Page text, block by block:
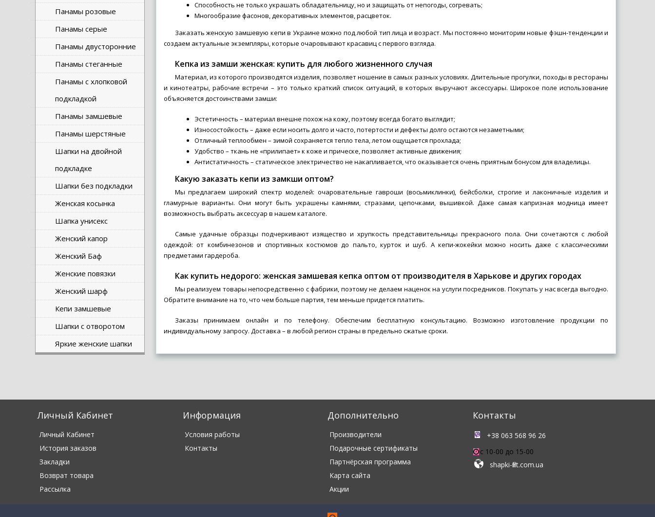
Панамы розовые
Панамы серые
Панамы двусторонние
Панамы стеганные
Панамы с хлопковой
подкладкой
Панамы замшевые
Панамы шерстяные
Шапки на двойной
подкладке
Шапки без подкладки
Женская косынка
Шапка унисекс
Женский капор
Женский Баф
Женские повязки
Женский шарф
Кепи замшевые
Шапки с отворотом
Яркие женские шапки
Способность не только украшать обладательницу, но и защищать от непогоды, согревать;
Многообразие фасонов, декоративных элементов, расцветок.
Заказать женскую замшевую кепи в Украине можно под любой тип лица и возраст. Мы постоянно мониторим новые фэшн-тенденции и
создаем актуальные экземпляры, которые очаровывают красавиц с первого взгляда.
Кепка из замши женская: купить для любого жизненного случая
Материал, из которого производятся изделия, позволяет ношение в самых разных условиях. Длительные прогулки, походы в рестораны
и кинотеатры, рабочие встречи – это только краткий список ситуаций, в которых выручают аксессуары. Широкое поле использование
объясняется достоинствами замши:
Эстетичность – материал внешне похож на кожу, поэтому всегда богато выглядит;
Износостойкость – даже если носить долго и часто, потертости и дефекты долго остаются незаметными;
Отличный теплообмен – зимой сохраняется тепло тела, летом ощущается прохлада;
Удобство – ткань не «прилипает» к коже и прическе, позволяет активные движения;
Антистатичность – статическое электричество не накапливается, что оказывается очень приятным бонусом для владелицы.
Какую заказать кепи из замкши оптом?
Мы предлагаем широкий спектр моделей: очаровательные гавроши (восьмиклинки), бейсболки, строгие и лаконичные изделия и
гламурные варианты. Они могут быть украшены камнями, стразами, цепочками, вышивкой. Даже самая капризная модница имеет
возможность выбрать аксессуар в нашем каталоге.
Самые удачные образцы подчеркивают изящество и хрупкость представительницы прекрасного пола. Они сочетаются с любой
одеждой: от комбинезонов и спортивных костюмов до пальто, курток и шуб. А кепи-жокейки можно носить даже с классическими
предметами гардероба.
Как купить недорого: женская замшевая кепка оптом от производителя в Харькове и других городах
Мы реализуем товары непосредственно с фабрики, поэтому не делаем наценок на услуги посредников. Покупать у нас всегда выгодно.
Обратите внимание на то, что чем больше партия, тем меньше придется платить.
Заказы принимаем онлайн и по телефону. Обеспечим бесплатную консультацию. Возможно изготовление продукции по
индивидуальному запросу. Доставка – в любой регион страны в предельно сжатые сроки.
Личный Кабинет
Личный Кабинет
История заказов
Закладки
Возврат товара
Рассылка
Информация
Условия работы
Контакты
Дополнительно
Производители
Подарочные сертификаты
Партнёрская программа
Карта сайта
Акции
Контакты
+38 063 568 96 26
c 10-00 до 15-00
shapki-flirt.com.ua